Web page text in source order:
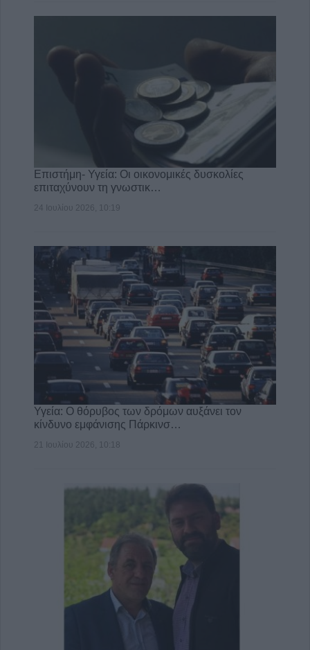
Επιστήμη- Υγεία: Οι οικονομικές δυσκολίες
επιταχύνουν τη γνωστικ…
24 Ιουλίου 2026, 10:19
Υγεία: Ο θόρυβος των δρόμων αυξάνει τον
κίνδυνο εμφάνισης Πάρκινσ…
21 Ιουλίου 2026, 10:18